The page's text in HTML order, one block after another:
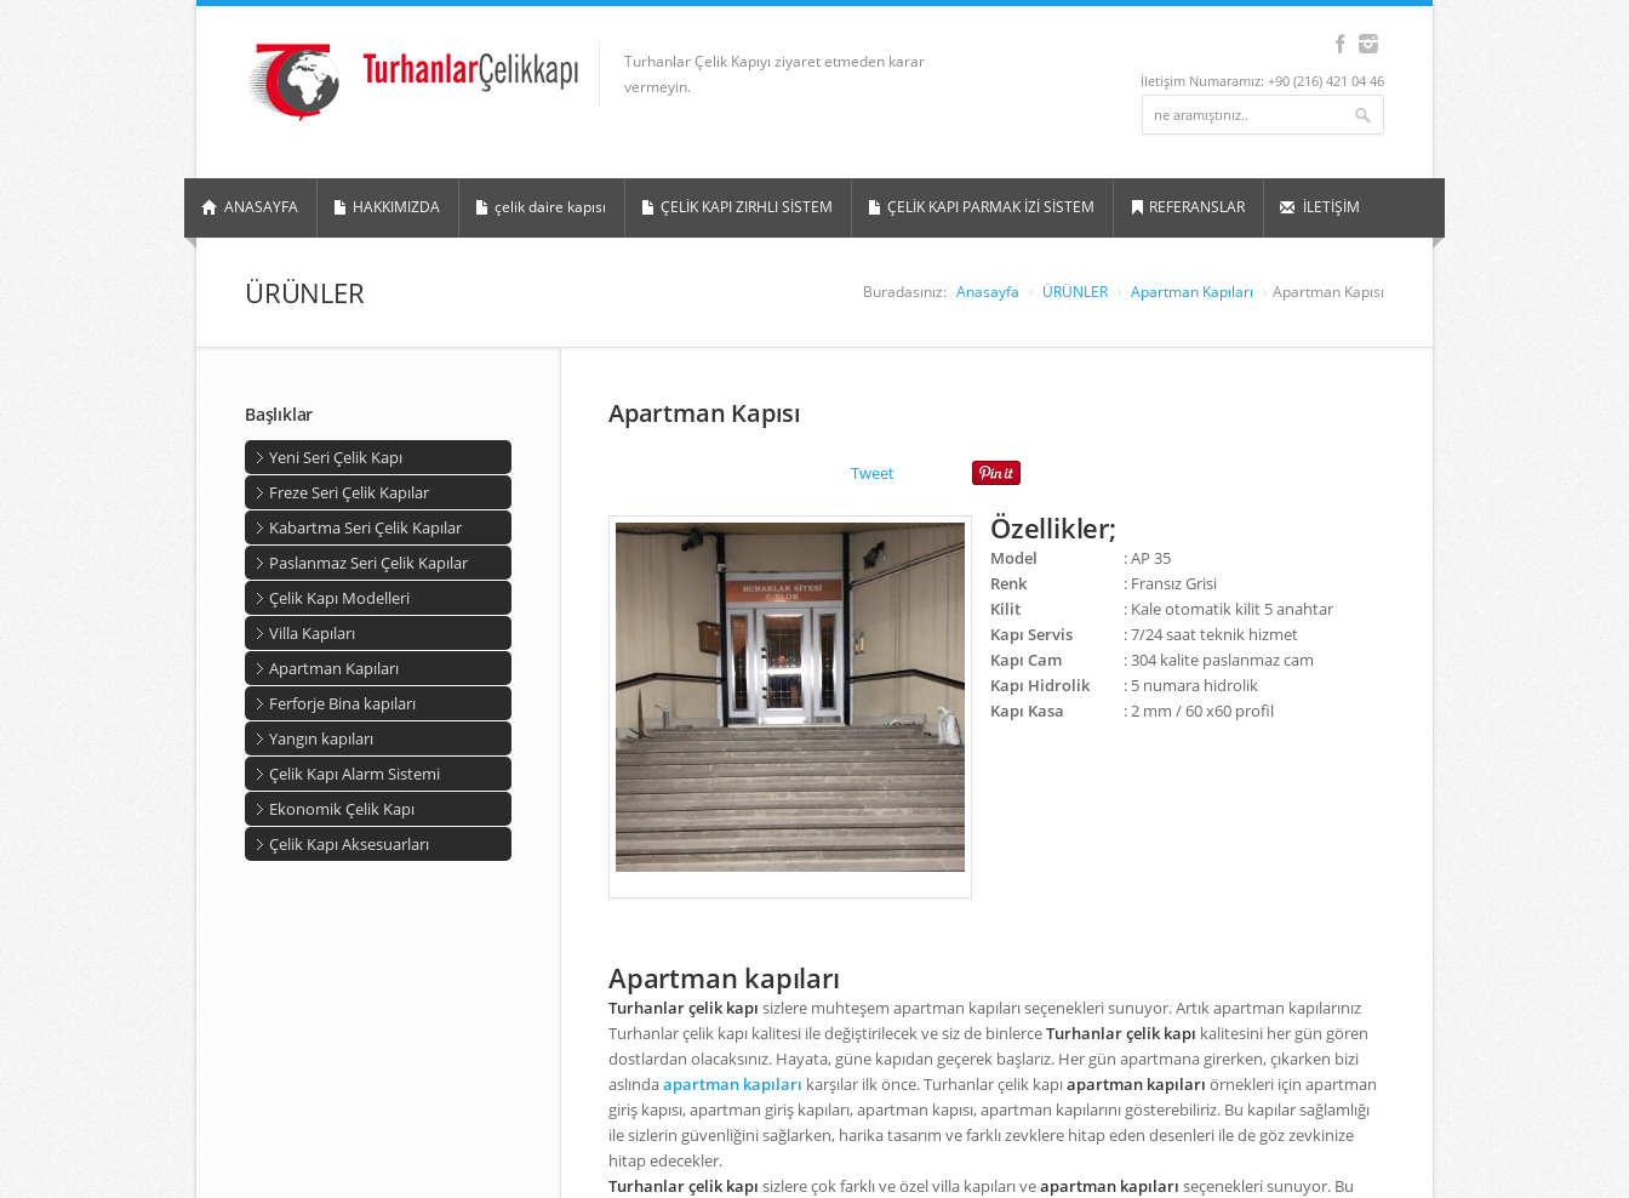
Turhanlar Çelik Kapıyı ziyaret etmeden karar
vermeyin.
İletişim Numaramız: +90 (216) 421 04 46
ANASAYFA HAKKIMIZDA çelik daire kapısı ÇELİK KAPI ZIRHLI SİSTEM ÇELİK KAPI PARMAK İZİ SİSTEM REFERANSLAR İLETİŞİM
ÜRÜNLER Buradasınız: Anasayfa ÜRÜNLER Apartman Kapıları Apartman Kapısı
Başlıklar
Yeni Seri Çelik Kapı
Freze Seri Çelik Kapılar
Kabartma Seri Çelik Kapılar
Paslanmaz Seri Çelik Kapılar
Çelik Kapı Modelleri
Villa Kapıları
Apartman Kapıları
Ferforje Bina kapıları
Yangın kapıları
Çelik Kapı Alarm Sistemi
Ekonomik Çelik Kapı
Çelik Kapı Aksesuarları
Apartman Kapısı
Tweet
Özellikler;
Model
: AP 35
Renk
: Fransız Grisi
Kilit
: Kale otomatik kilit 5 anahtar
Kapı Servis
: 7/24 saat teknik hizmet
Kapı Cam
: 304 kalite paslanmaz cam
Kapı Hidrolik
: 5 numara hidrolik
Kapı Kasa
: 2 mm / 60 x60 profil
Apartman kapıları
Turhanlar çelik kapı sizlere muhteşem apartman kapıları seçenekleri sunuyor. Artık apartman kapılarınız
Turhanlar çelik kapı kalitesi ile değiştirilecek ve siz de binlerceTurhanlar çelik kapı kalitesini her gün gören
dostlardan olacaksınız. Hayata, güne kapıdan geçerek başlarız. Her gün apartmana girerken, çıkarken bizi
aslındaapartman kapıları karşılar ilk önce. Turhanlar çelik kapıapartman kapıları örnekleri için apartman
giriş kapısı, apartman giriş kapıları, apartman kapısı, apartman kapılarını gösterebiliriz. Bu kapılar sağlamlığı
ile sizlerin güvenliğini sağlarken, harika tasarım ve farklı zevklere hitap eden desenleri ile de göz zevkinize
hitap edecekler.
Turhanlar çelik kapı sizlere çok farklı ve özel villa kapıları veapartman kapıları seçenekleri sunuyor. Bu